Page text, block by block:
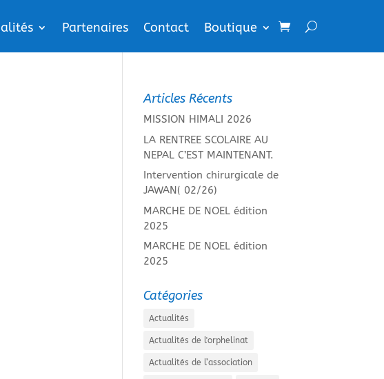
Partenaires Contact Boutique
Articles Récents
MISSION HIMALI 2026
LA RENTREE SCOLAIRE AU
NEPAL C’EST MAINTENANT.
Intervention chirurgicale de
JAWAN( 02/26)
MARCHE DE NOEL édition
2025
MARCHE DE NOEL édition
2025
Catégories
Actualités
Actualités de l'orphelinat
Actualités de l’association